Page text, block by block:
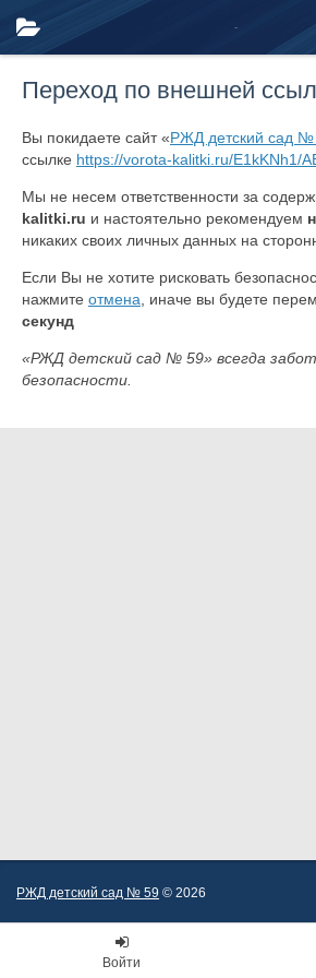
Переход по внешней
Вы покидаете сайт «РЖД детский сад №
ссылке https://vorota-kalitki.ru/E1kKNh1/
Мы не несем ответственности за
kalitki.ru и настоятельно рекомендуем
никаких своих личных данных на
Если Вы не хотите рисковать
нажмите отмена , иначе вы будете
секунд
«РЖД детский сад № 59» всегда
безопасности.
РЖД детский сад № 59 © 2026
Войти